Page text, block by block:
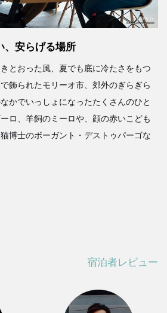
、安らげる場所
とおった風、夏でも底に冷たさをもつ
飾られたモリーオ市、郊外のぎらぎら
かでいっしょになったたくさんのひと
ロ、羊飼のミーロや、顔の赤いこども
博士のボーガント・デストゥパーゴな
宿泊者レビュー